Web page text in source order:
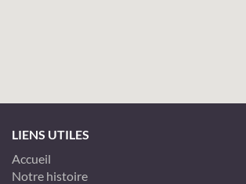
LIENS UTILES
Accueil
Notre histoire